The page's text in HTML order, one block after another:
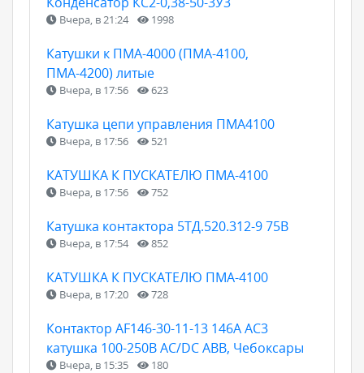
Вчера, в 21:24 1998
Катушки к ПМА-4000 (ПМА-4100,
ПМА-4200) литые
Вчера, в 17:56 623
Катушка цепи управления ПМА4100
Вчера, в 17:56 521
КАТУШКА К ПУСКАТЕЛЮ ПМА-4100
Вчера, в 17:56 752
Катушка контактора 5ТД.520.312-9 75В
Вчера, в 17:54 852
КАТУШКА К ПУСКАТЕЛЮ ПМА-4100
Вчера, в 17:20 728
Контактор AF146-30-11-13 146А AC3
катушка 100-250В AC/DC ABB, Чебоксары
Вчера, в 15:35 180